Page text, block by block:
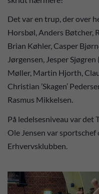
Det var en trup, der over
Horsbøl, Anders Bøtcher,
Brian Køhler, Casper
Jørgensen, Jesper
Møller, Martin Hjorth,
Christian ’Skagen’
Rasmus Mikkelsen.
På ledelsesniveau var det
Ole Jensen var
Erhvervsklubben.